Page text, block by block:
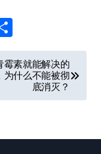
享
霉素就能解决的
为什么不能被彻
底消灭？